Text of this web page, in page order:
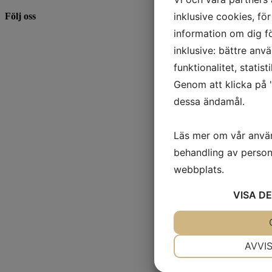
Följ oss
inklusive cookies,
information om dig
inklusive: bättre
funktionalitet,
Genom att klicka på
dessa ändamål.
Läs mer om vår
behandling av
webbplats.
VISA